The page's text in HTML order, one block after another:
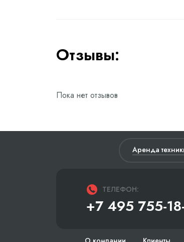
Отзывы:
Пока нет отзывов
Аренда
ТЕЛЕФОН:
+7 495 755-